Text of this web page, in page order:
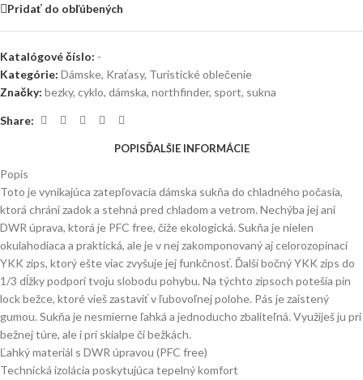
Pridať do obľúbených
Katalógové číslo: -
Kategórie: Dámske, Kraťasy, Turistické oblečenie
Značky: bezky, cyklo, dámska, northfinder, sport, sukna
Share:
POPISĎALŠIE INFORMÁCIE
Popis
Toto je vynikajúca zatepľovacia dámska sukňa do chladného počasia,
ktorá chráni zadok a stehná pred chladom a vetrom. Nechýba jej ani
DWR úprava, ktorá je PFC free, čiže ekologická. Sukňa je nielen
okulahodiaca a praktická, ale je v nej zakomponovaný aj celorozopínací
YKK zips, ktorý ešte viac zvyšuje jej funkčnosť. Ďalší bočný YKK zips do
1/3 dĺžky podporí tvoju slobodu pohybu. Na týchto zipsoch potešia pin
lock bežce, ktoré vieš zastaviť v ľubovoľnej polohe. Pás je zaistený
gumou. Sukňa je nesmierne ľahká a jednoducho zbaliteľná. Využiješ ju pri
bežnej túre, ale i pri skialpe či bežkách.
Ľahký materiál s DWR úpravou (PFC free)
Technická izolácia poskytujúca tepelný komfort